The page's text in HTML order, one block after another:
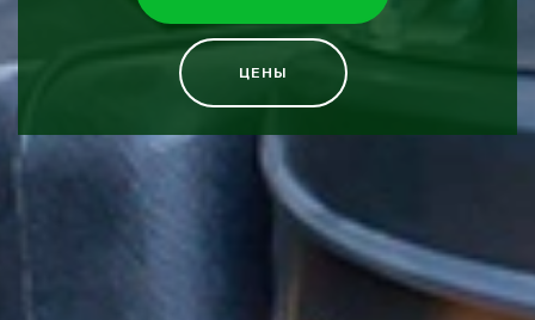
ЦЕНЫ